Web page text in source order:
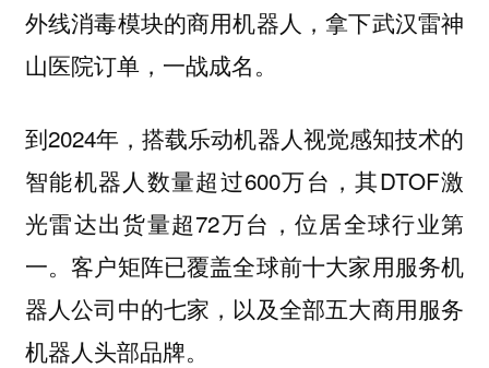
外线消毒模块的商用机器人，拿下武汉雷神
山医院订单，一战成名。
到2024年，搭载乐动机器人视觉感知技术的
智能机器人数量超过600万台，其DTOF激
光雷达出货量超72万台，位居全球行业第
一。客户矩阵已覆盖全球前十大家用服务机
器人公司中的七家，以及全部五大商用服务
机器人头部品牌。